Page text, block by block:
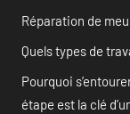
Réparation de
Quels types de
Pourquoi
étape est la clé